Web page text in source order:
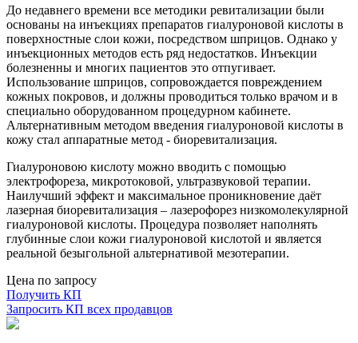
До недавнего времени все методики ревитализации были
основаны на инъекциях препаратов гиалуроновой кислоты в
поверхностные слои кожи, посредством шприцов. Однако у
инъекционных методов есть ряд недостатков. Инъекции
болезненны и многих пациентов это отпугивает.
Использование шприцов, сопровождается повреждением
кожных покровов, и должны проводиться только врачом и в
специально оборудованном процедурном кабинете.
Альтернативным методом введения гиалуроновой кислоты в
кожу стал аппаратные метод - биоревитализация.
Гиалуроновою кислоту можно вводить с помощью
электрофореза, микротоковой, ультразвуковой терапии.
Наилучший эффект и максимальное проникновение даёт
лазерная биоревитализация – лазерофорез низкомолекулярной
гиалуроновой кислоты. Процедура позволяет наполнять
глубинные слои кожи гиалуроновой кислотой и является
реальной безыгольной альтернативой мезотерапии.
Цена по запросу
Получить КП
Запросить КП всех продавцов